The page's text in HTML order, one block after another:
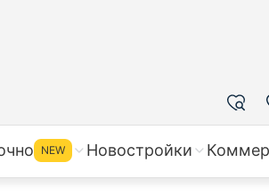
NEW Новостройки